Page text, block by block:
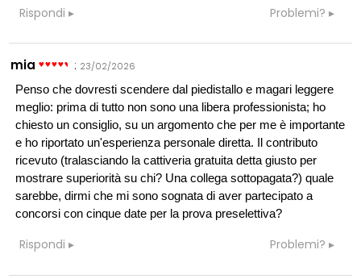
Rispondi Problemi?
mia : 23/02/2026
Penso che dovresti scendere dal piedistallo e magari leggere
meglio: prima di tutto non sono una libera professionista; ho
chiesto un consiglio, su un argomento che per me è importante
e ho riportato un'esperienza personale diretta. Il contributo
ricevuto (tralasciando la cattiveria gratuita detta giusto per
mostrare superiorità su chi? Una collega sottopagata?) quale
sarebbe, dirmi che mi sono sognata di aver partecipato a
concorsi con cinque date per la prova preselettiva?
Rispondi Problemi?